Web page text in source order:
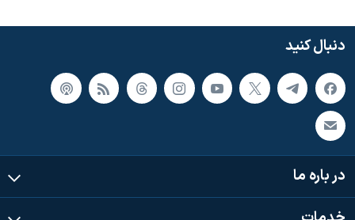
دنبال کنید
در باره ما